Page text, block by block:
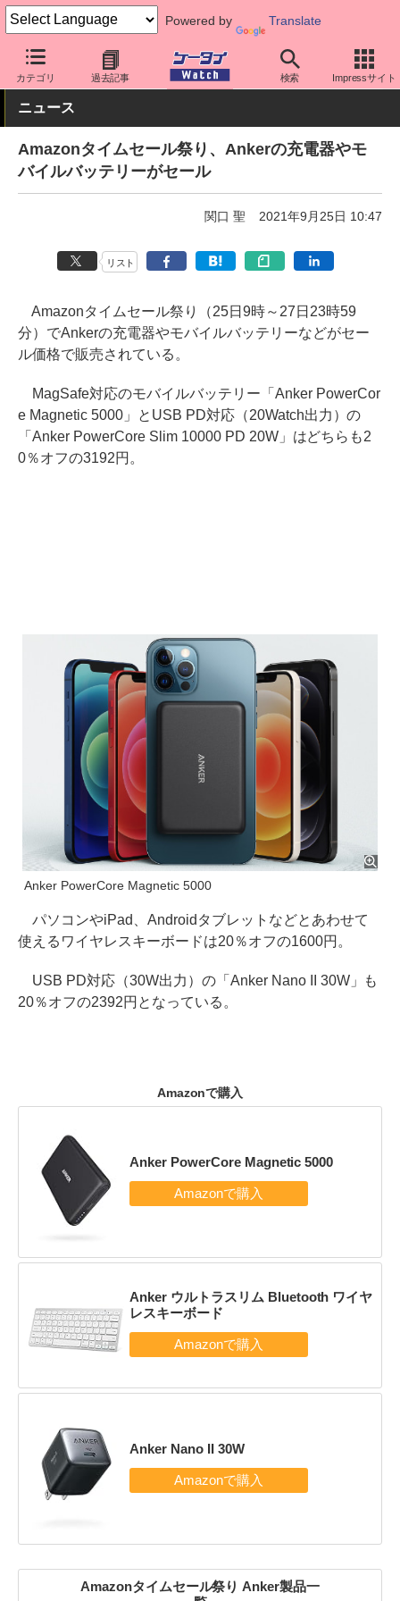
Powered by Translate
カテゴリ 過去記事 検索 Impressサイト
ケータイ Watch 周辺機器/アクセサリー モバイルバッテリー
ニュース
Amazonタイムセール祭り、Ankerの充電器やモ
バイルバッテリーがセール
関口 聖 2021年9月25日 10:47
リスト
Amazonタイムセール祭り（25日9時～27日23時59
分）でAnkerの充電器やモバイルバッテリーなどがセー
ル価格で販売されている。
MagSafe対応のモバイルバッテリー「Anker PowerCor
e Magnetic 5000」とUSB PD対応（20Watch出力）の
「Anker PowerCore Slim 10000 PD 20W」はどちらも2
0％オフの3192円。
Anker PowerCore Magnetic 5000
パソコンやiPad、Androidタブレットなどとあわせて
使えるワイヤレスキーボードは20％オフの1600円。
USB PD対応（30W出力）の「Anker Nano II 30W」も
20％オフの2392円となっている。
Amazonで購入
Anker PowerCore Magnetic 5000
Anker ウルトラスリム Bluetooth ワイヤ
レスキーボード
Anker Nano II 30W
Amazonタイムセール祭り Anker製品一